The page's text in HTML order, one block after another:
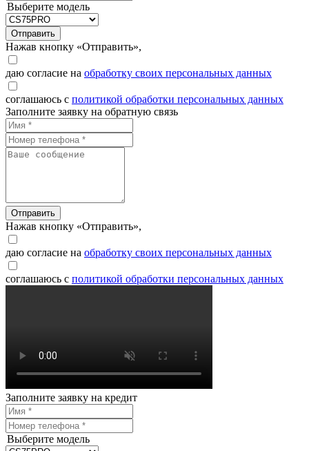
Выберите модель
Отправить
Нажав кнопку «Отправить»,
даю согласие на обработку своих персональных данных
соглашаюсь с политикой обработки персональных данных
Заполните заявку на обратную связь
Отправить
Нажав кнопку «Отправить»,
даю согласие на обработку своих персональных данных
соглашаюсь с политикой обработки персональных данных
Заполните заявку на кредит
Выберите модель